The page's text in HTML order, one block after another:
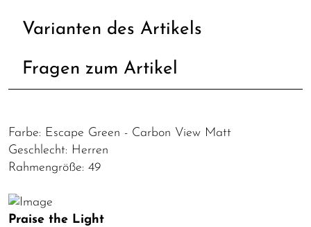
Varianten des Artikels
Fragen zum Artikel
Farbe: Escape Green - Carbon View Matt
Geschlecht: Herren
Rahmengröße: 49
Praise the Light